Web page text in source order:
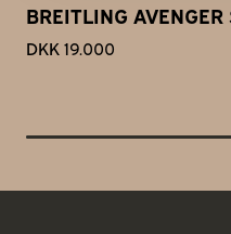
BREITLING
DKK 19.000